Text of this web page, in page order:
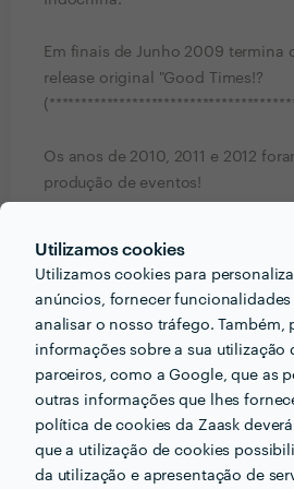
Utilizamos cookies
Utilizamos cookies para
anúncios, fornecer funcionalidades
analisar o nosso tráfego. Também,
informações sobre a sua utilização
parceiros, como a Google, que as
outras informações que lhes
política de cookies da Zaask
que a utilização de cookies
da utilização e apresentação de
Em finais de Junho 2009 termina
release original "Good Times!?
Os anos de 2010, 2011 e 2012
produção de eventos!
convite feito por Be de Mello
das equipas de RP´s no projecto
BEACH CLUB onde também
É habitual ser o Dj convidado em
como são os casos da
Remax Lumiar, Remax Capital)